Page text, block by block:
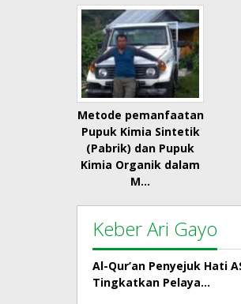
Metode pemanfaatan
Pupuk Kimia Sintetik
(Pabrik) dan Pupuk
Kimia Organik dalam
M…
Keber Ari Gayo
Al-Qur’an Penyejuk Hati
Tingkatkan Pelaya…